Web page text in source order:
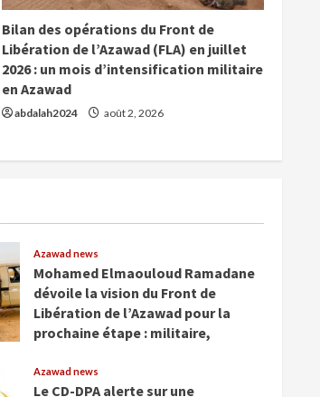
Bilan des opérations du Front de
Libération de l’Azawad (FLA) en juillet
2026 : un mois d’intensification militaire
en Azawad
abdalah2024 août 2, 2026
Azawad news
Mohamed Elmaouloud Ramadane
dévoile la vision du Front de
Libération de l’Azawad pour la
prochaine étape : militaire,
humanitaire
Azawad news
Le CD-DPA alerte sur une